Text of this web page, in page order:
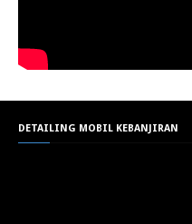
DETAILING MOBIL KEBANJIRAN